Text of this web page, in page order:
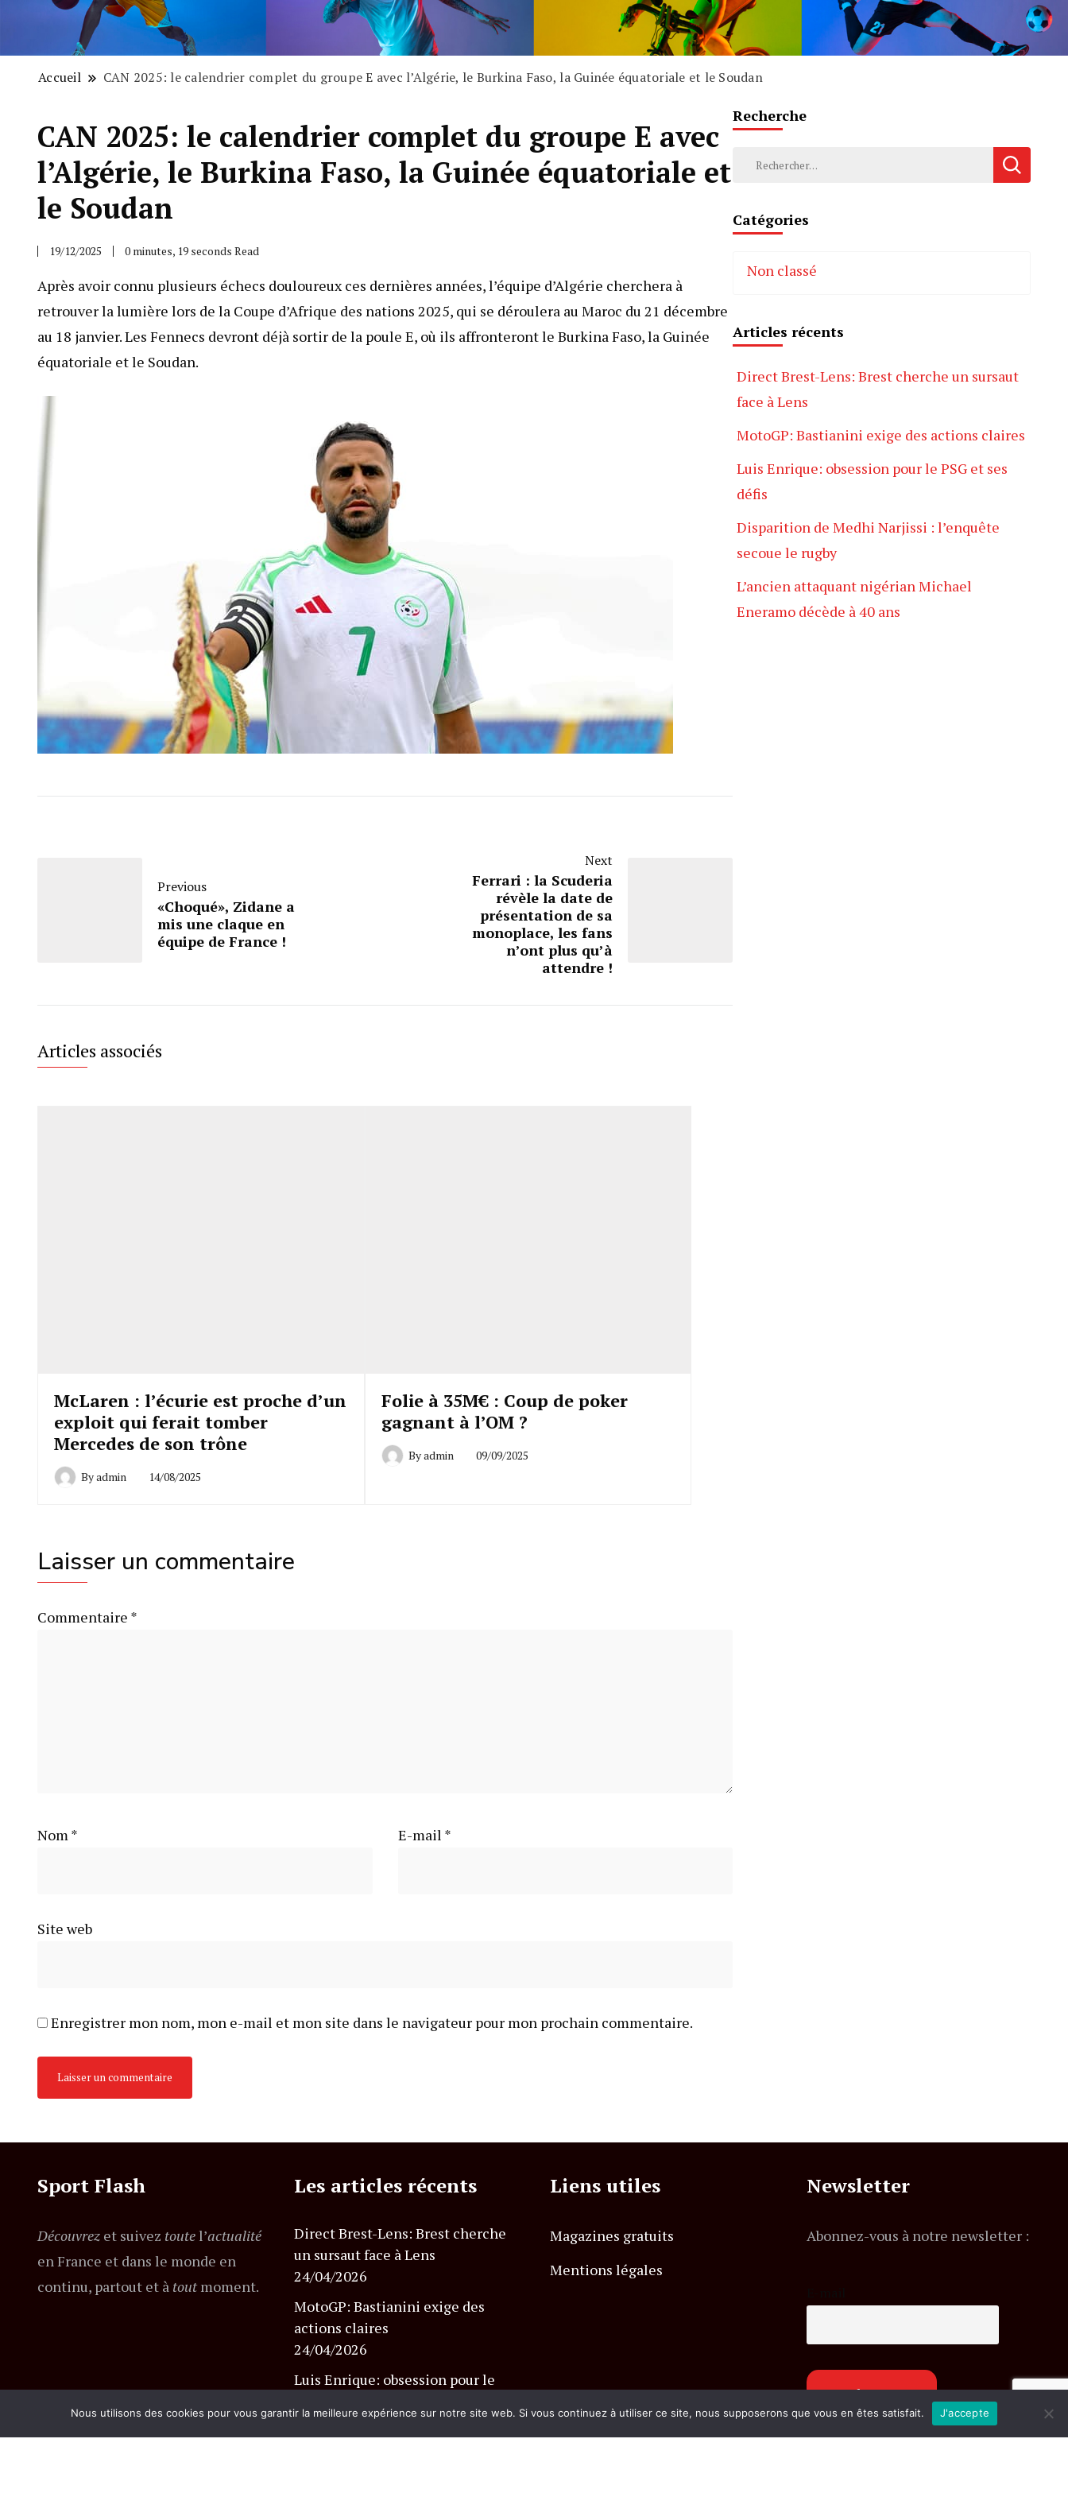
Accueil CAN 2025: le calendrier complet du groupe E avec l’Algérie, le Burkina Faso, la Guinée équatoriale et le Soudan
CAN 2025: le calendrier complet du groupe E avec
l’Algérie, le Burkina Faso, la Guinée équatoriale et
le Soudan
19/12/2025 0 minutes, 19 seconds Read
Après avoir connu plusieurs échecs douloureux ces dernières années, l’équipe d’Algérie cherchera à
retrouver la lumière lors de la Coupe d’Afrique des nations 2025, qui se déroulera au Maroc du 21 décembre
au 18 janvier. Les Fennecs devront déjà sortir de la poule E, où ils affronteront le Burkina Faso, la Guinée
équatoriale et le Soudan.
Previous
«Choqué», Zidane a
mis une claque en
équipe de France !
Next
Ferrari : la Scuderia
révèle la date de
présentation de sa
monoplace, les fans
n’ont plus qu’à
attendre !
Articles associés
McLaren : l’écurie est proche d’un
exploit qui ferait tomber
Mercedes de son trône
Byadmin 14/08/2025
Folie à 35M€ : Coup de poker
gagnant à l’OM ?
Byadmin 09/09/2025
Laisser un commentaire
Commentaire *
Nom* E-mail *
Site web
Enregistrer mon nom, mon e-mail et mon site dans le navigateur pour mon prochain commentaire.
Recherche
Rechercher :
Catégories
Non classé
Articles récents
Direct Brest-Lens: Brest cherche un sursaut
face à Lens
MotoGP: Bastianini exige des actions claires
Luis Enrique: obsession pour le PSG et ses
défis
Disparition de Medhi Narjissi : l’enquête
secoue le rugby
L’ancien attaquant nigérian Michael
Eneramo décède à 40 ans
Sport Flash
Découvrez et suivez toutel’actualité
en France et dans le monde en
continu, partout et à toutmoment.
Les articles récents
Direct Brest-Lens: Brest cherche
un sursaut face à Lens
24/04/2026
MotoGP: Bastianini exige des
actions claires
24/04/2026
Luis Enrique: obsession pour le
24/04/2026
Liens utiles
Magazines gratuits
Mentions légales
Newsletter
Abonnez-vous à notre newsletter :
Nous utilisons des cookies pour vous garantir la meilleure expérience sur notre site web. Si vous continuez à utiliser ce site, nous supposerons que vous en êtes satisfait. J'accepte